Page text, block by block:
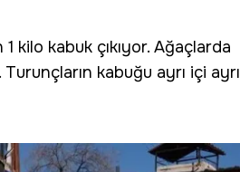
kilo kabuk çıkıyor. Ağaçlarda
kabuğu ayrı içi ayrı